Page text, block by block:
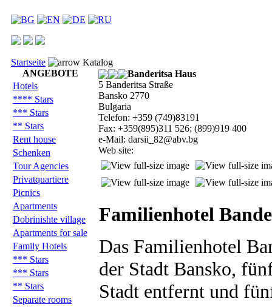
Startseite
Katalog
ANGEBOTE
Hotels
**** Stars
*** Stars
** Stars
Rent house
Schenken
Tour Agencies
Privatquartiere
Picnics
Apartments
Dobrinishte village
Apartments for sale
Family Hotels
*** Stars
*** Stars
** Stars
Separate rooms
Banderitsa Haus
5 Banderitsa Straße
Bansko 2770
Bulgaria
Telefon: +359 (749)83191
Fax: +359(895)311 526; (899)919 400
e-Mail: darsii_82@abv.bg
Web site:
Familienhotel
Das Familienhotel
der Stadt Bansko,
Stadt entfernt und